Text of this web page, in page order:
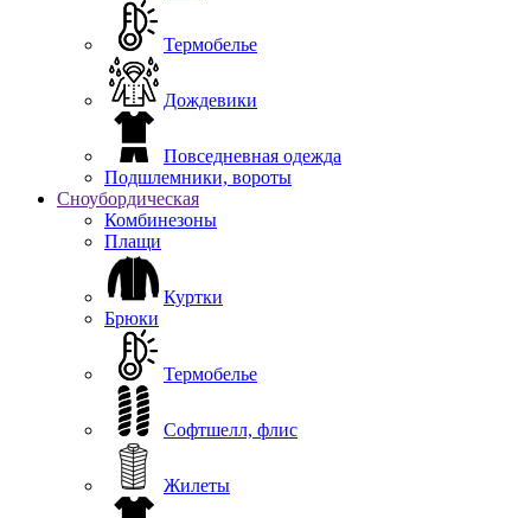
Термобелье
Дождевики
Повседневная одежда
Подшлемники, вороты
Сноубордическая
Комбинезоны
Плащи
Куртки
Брюки
Термобелье
Софтшелл, флис
Жилеты